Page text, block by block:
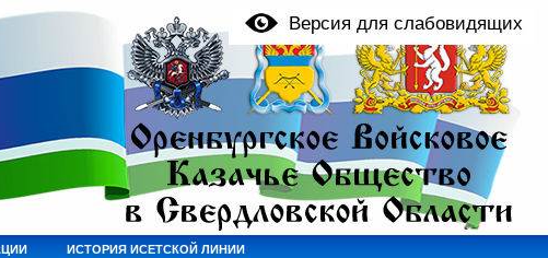
Версия для слабовидящих
ИСТОРИЯ ИСЕТСКОЙ ЛИНИИ